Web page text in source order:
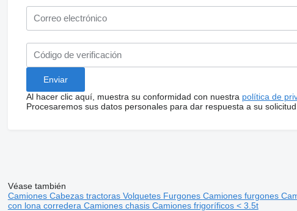
Al hacer clic aquí, muestra su conformidad con nuestra política de
Procesaremos sus datos personales para dar respuesta a su solicitud.
Véase también
Camiones Cabezas tractoras Volquetes Furgones Camiones furgones
con lona corredera Camiones chasis Camiones frigoríficos < 3.5t